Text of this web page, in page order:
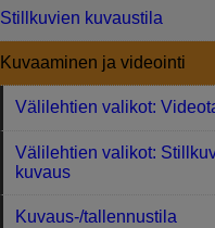
Stillkuvien kuvaustila
Kuvaaminen ja videointi
Välilehtien valikot:
Välilehtien valikot:
kuvaus
Kuvaus-/tallennustila